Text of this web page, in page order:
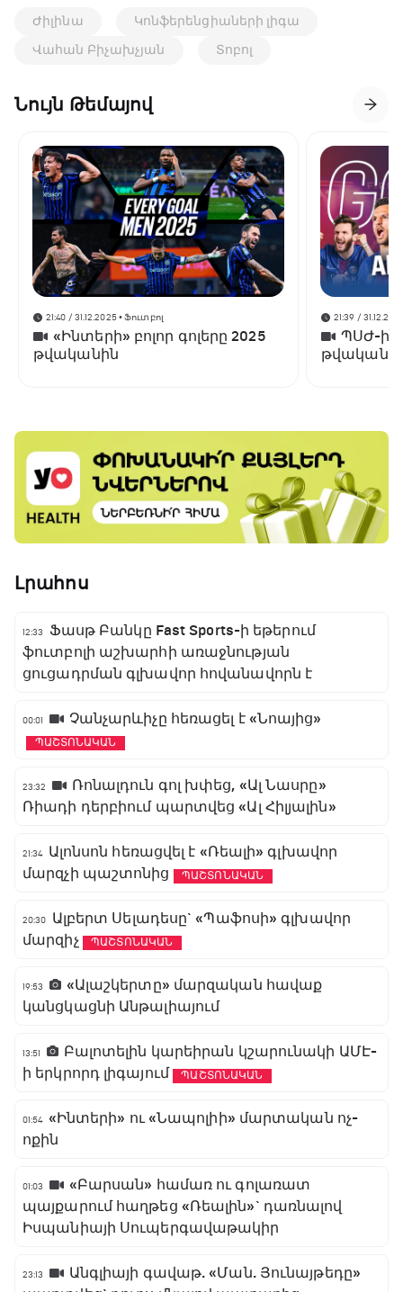
Ժիլինա
Կոնֆերենցիաների լիգա
Վահան Բիչախչյան
Տոբոլ
Նույն Թեմայով
21:40 / 31.12.2025• Ֆուտբոլ
«Ինտերի» բոլոր գոլերը 2025
թվականին
21:39 /
ՊՍԺ-ի
Լրահոս
12:33
Ֆասթ Բանկը Fast Sports-ի եթերում
ֆուտբոլի աշխարհի առաջնության
ցուցադրման գլխավոր հովանավորն է
00:01 Չանչարևիչը հեռացել է «Նոայից»
ՊԱՇՏՈՆԱԿԱՆ
23:32
Ռոնալդուն գոլ խփեց, «Ալ Նասրը»
Ռիադի դերբիում պարտվեց «Ալ Հիլյալին»
21:34 Ալոնսոն հեռացվել է «Ռեալի» գլխավոր
մարզչի պաշտոնից
ՊԱՇՏՈՆԱԿԱՆ
20:30
Ալբերտ Սելադեսը` «Պաֆոսի» գլխավոր
մարզիչ
ՊԱՇՏՈՆԱԿԱՆ
19:53
«Ալաշկերտը» մարզական հավաք
կանցկացնի Անթալիայում
13:51
Բալոտելին կարեիրան կշարունակի ԱՄԷ-
ի երկրորդ լիգայում
ՊԱՇՏՈՆԱԿԱՆ
01:54 «Ինտերի» ու «Նապոլիի» մարտական ոչ-
ոքին
01:03
«Բարսան» համառ ու գոլառատ
պայքարում հաղթեց «Ռեալին»` դառնալով
Իսպանիայի Սուպերգավաթակիր
23:13
Անգլիայի գավաթ. «Ման. Յունայթեդը»